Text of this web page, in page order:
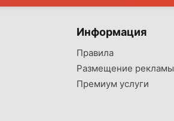
Информация
Правила
Размещение рекламы
Премиум услуги